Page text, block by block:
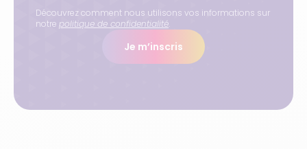
Découvrez comment nous utilisons vos informations sur
notre politique de confidentialité
Je m’inscris